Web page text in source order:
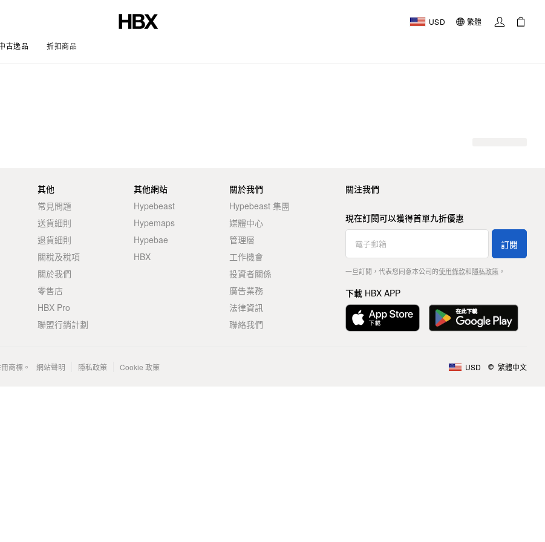
USD 繁體
古逸品 折扣商品
其他
常見問題
送貨細則
退貨細則
關稅及稅項
關於我們
零售店
HBX Pro
聯盟行銷計劃
其他網站
Hypebeast
Hypemaps
Hypebae
HBX
關於我們
Hypebeast 集團
媒體中心
管理層
工作機會
投資者關係
廣告業務
法律資訊
聯絡我們
關注我們
現在訂閱可以獲得首單九折優惠
訂閱
一旦訂閱，代表您同意本公司的使用條款和隱私政策。
下載 HBX APP
商標。 網站聲明 隱私政策 Cookie 政策 USD 繁體中文